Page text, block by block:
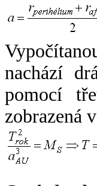
nachází
pomocí
zobrazená